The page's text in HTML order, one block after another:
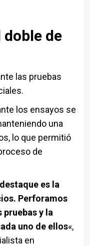
de
las pruebas
los ensayos se
una
lo que permitió
de
es la
Perforamos
y la
uno de ellos«,
en